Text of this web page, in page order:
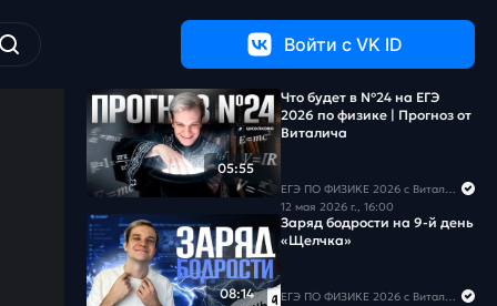
Войти c VK ID
05:55
Что будет в №24 на ЕГЭ
2026 по физике | Прогноз от
Виталича
ЕГЭ ПО ФИЗИКЕ 2026 с Виталичем
12 мая 2026 г., 16:00
08:14
Заряд бодрости на 9-й день
«Щелчка»
ЕГЭ ПО ФИЗИКЕ 2026 с Виталичем